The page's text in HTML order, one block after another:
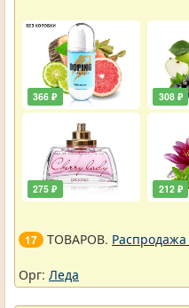
366 ₽
275 ₽
308 ₽
212 ₽
17 ТОВАРОВ.
Орг: Леда